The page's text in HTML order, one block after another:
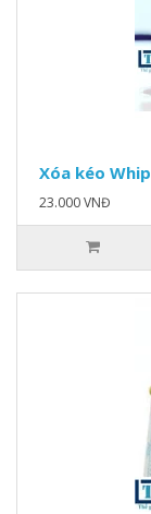
Xóa kéo
23.000 VNĐ